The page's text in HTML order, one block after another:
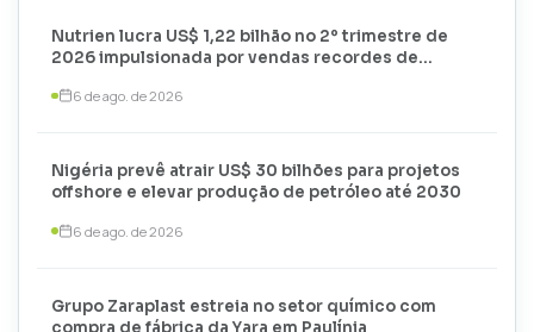
Nutrien lucra US$ 1,22 bilhão no 2º trimestre de
2026 impulsionada por vendas recordes de
6 de ago. de 2026
Nigéria prevê atrair US$ 30 bilhões para projetos
offshore e elevar produção de petróleo até 2030
6 de ago. de 2026
Grupo Zaraplast estreia no setor químico com